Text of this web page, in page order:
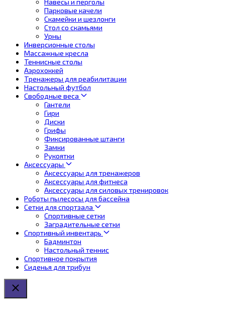
Навесы и перголы
Парковые качели
Скамейки и шезлонги
Стол со скамьями
Урны
Инверсионные столы
Массажные кресла
Теннисные столы
Аэрохоккей
Тренажеры для реабилитации
Настольный футбол
Свободные веса
Гантели
Гири
Диски
Грифы
Фиксированные штанги
Замки
Рукоятки
Аксессуары
Аксессуары для тренажеров
Аксессуары для фитнеса
Аксессуары для силовых тренировок
Роботы пылесосы для бассейна
Сетки для спортзала
Спортивные сетки
Заградительные сетки
Спортивный инвентарь
Бадминтон
Настольный теннис
Спортивное покрытия
Сиденья для трибун